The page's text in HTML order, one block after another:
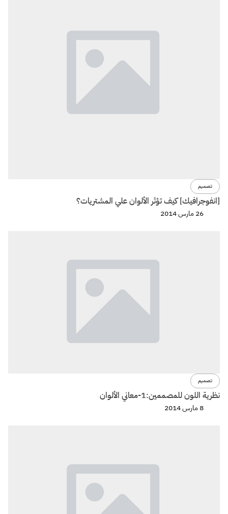
تصميم
[انفوجرافيك] كيف تؤثر الألوان علي المشتريات؟
26 مارس 2014
تصميم
نظرية اللون للمصممين:1-معاني الألوان
8 مارس 2014